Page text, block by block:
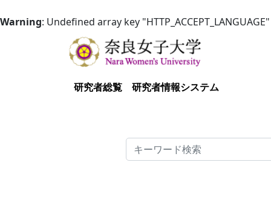
Warning: Undefined array key
研究者総覧 研究者情報システム
検索